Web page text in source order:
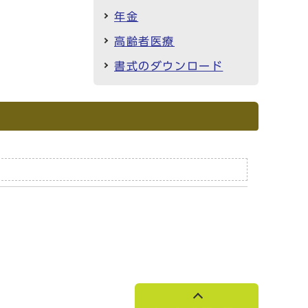
年金
高齢者医療
書式のダウンロード